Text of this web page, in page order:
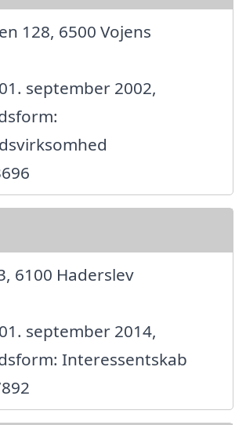
128, 6500 Vojens
september 2002,
6100 Haderslev
september 2014,
Interessentskab